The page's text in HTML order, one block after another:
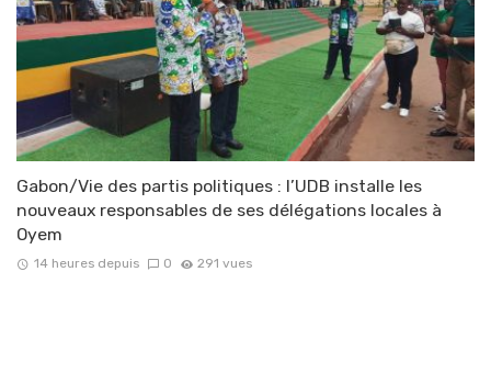
Gabon/Vie des partis politiques : l’UDB installe les
nouveaux responsables de ses délégations locales à
Oyem
14 heures depuis 0 291 vues